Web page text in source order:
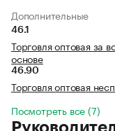
Дополнительные
46.1
Торговля оптовая за
основе
46.90
Торговля оптовая
Посмотреть все (7)